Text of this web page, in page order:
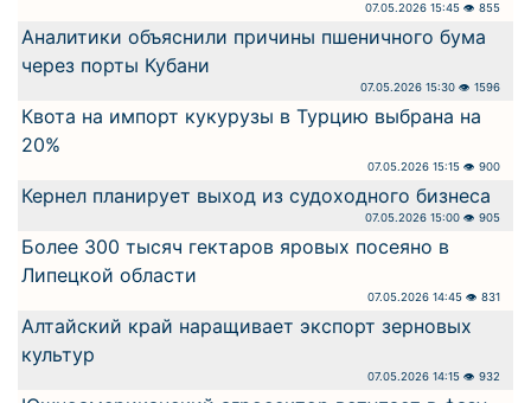
07.05.2026 15:45 👁 855
Аналитики объяснили причины пшеничного бума
через порты Кубани
07.05.2026 15:30 👁 1596
Квота на импорт кукурузы в Турцию выбрана на
20%
07.05.2026 15:15 👁 900
Кернел планирует выход из судоходного бизнеса
07.05.2026 15:00 👁 905
Более 300 тысяч гектаров яровых посеяно в
Липецкой области
07.05.2026 14:45 👁 831
Алтайский край наращивает экспорт зерновых
культур
07.05.2026 14:15 👁 932